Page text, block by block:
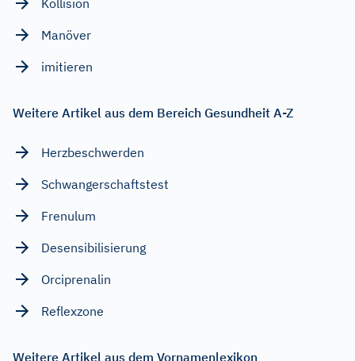
Manöver
imitieren
Weitere Artikel aus dem Bereich Gesundheit A-Z
Herzbeschwerden
Schwangerschaftstest
Frenulum
Desensibilisierung
Orciprenalin
Reflexzone
Weitere Artikel aus dem Vornamenlexikon